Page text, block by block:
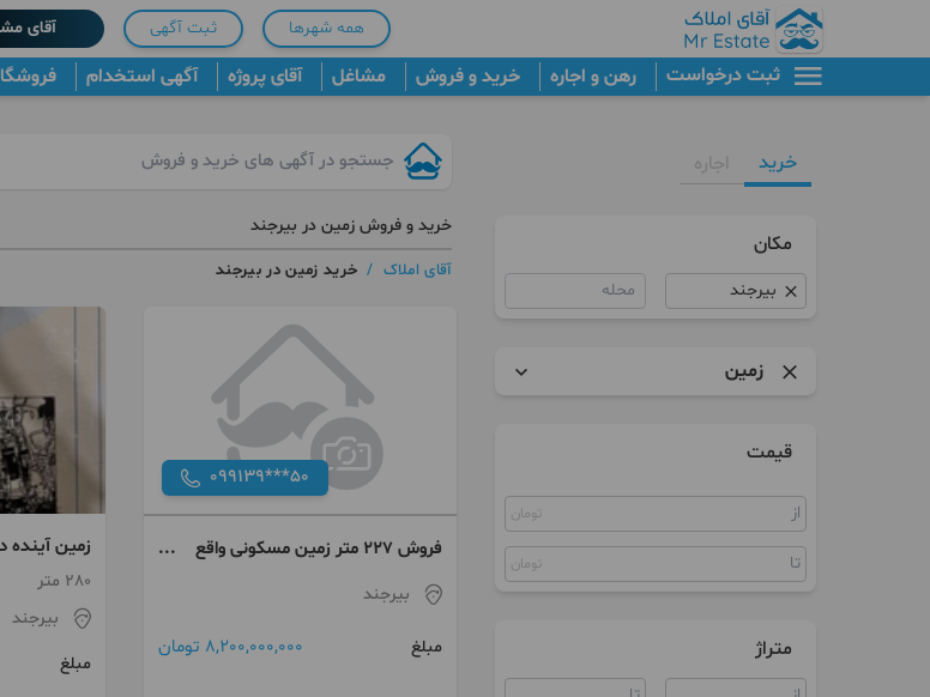
همه شهرها ثبت آگهی آقای
ثبت درخواست رهن و اجاره خرید و فروش مشاغل آقای پروژه آگهی استخدام
خرید اجاره
مکان
محله
زمین
کلنگی
زمین
ویلا
قیمت
تومان
تومان
متراژ
خرید و فروش زمین در بیرجند
آقای املاک / خرید زمین در بیرجند
099139***50
فروش 227 متر زمین مسکونی واقع
در انتهای توحید
بیرجند
مبلغ 8,200,000,000 تومان
زمین آینده
280 متر
بیرجند
مبلغ